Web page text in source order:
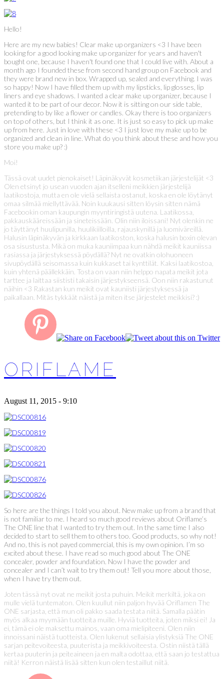
Hello!
Here are my new babies! Clear make up organizers <3 I have been
looking for a good looking make up organizer for years and haven't
bought one, because I haven't found one that I could live with. About a
month ago I founded these from second hand group on Facebook and
they were brand new in box. Wrapped up, sealed and everything. I was
so happy! Now I have filled them up with my lipsticks, lip glosses, lip
liners and eye shadows. I wanted a clear make up organizer, because I
wanted it to be part of our decor. Now it is sitting on our side table,
pretending to by like a flower or candles. Okay there is too organizers
on top of others, but I think it as one. It is just so easy to pick up make
up from here. Just in love with these <3 I just love my make up to be
organized and clean in line. What do you think about these and how you
store you make up? :)
Moi!
Tässä ovat uudet pienokaiset! Läpinäkyvät kosmetiikan järjestelijät <3
Olen etsinyt jo usean vuoden ajan itselleni meikkien järjestelijä
laatikostoja, mutta en ole vielä sellaista ostanut, koska en ole löytänyt
omaa silmää miellyttävää. Noin kuukausi sitten löysin sitten nämä
Facebookin oman kaupungin myyntiringistä uutena. Laatikossa,
pakkauskääreissään ja sineteissään. Olin niin iloissani! Nyt olenkin ne
jo täyttänyt huulipunilla, huulikiilloilla, rajauskynillä ja luomiväreillä.
Halusin läpinäkyvän ja kirkkaan laatikoston, koska halusin boxin olevan
osa sisustusta. Mikä on muka kauniimpaa kun nähdä meikit kauniissa
rasiassa ja järjestyksessä pöydällä? Nyt ne ovatkin olohuoneen
sivupöydällä seisomassa kuin kukkaset tai kynttilät. Kaksi laatikostoa,
kuin yhtenä päällekkäin. Tosta on vaan niin helppo napata meikit jota
tarttee ja laittaa siististi takaisin järjestykseensä. Oon niin rakastunut
näihin <3 Rakastan kun meikit ovat kauniisti järjestyksessä ja
paikallaan. Mitäs tykkäät näistä ja miten itse järjestelet meikkisi? :)
ORIFLAME
August 11, 2015 - 9:10
So here are the things I told you about. New make up from a brand that
is not familiar to me. I heard so much good reviews about Oriflame’s
The ONE line that I wanted to try them out. In the same time I also
decided to start to sell them to others too. Good products, so why not!
And no, this is not payed commercial, this is my own opinion. I’m so
excited about these. I have read so much good about The ONE
concealer, powder and foundation. Now I have the powder and
concealer and I can’t wait to try them out! Tell you more about those,
when I have try them out.
Joten tässä nyt ovat ne meikit josta puhuin. Meikit merkiltä, joka on
mulle vielä tuntematon. Olen kuullut niin paljon hyvää Oriflamen The
ONE sarjasta, että mun oli pakko saada testata niitä. Samalla päätin
myös alkaa myymään tuotteita muille. Hyviä tuotteita, joten miksi ei! Ja
ei, tämä ei ole maksettu mainos, vaan oma mielipiteeni. Olen niin
innoissani näistä tuotteista. Olen lukenut sellaisia ylistyksiä The ONE
sarjan peitevoiteesta, puuterista ja meikkivoiteesta. Ostin niistä tällä
kertaa puuterin ja peiteaineen ja en malta odottaa, että saan jo testattua
niitä! Kerron näistä lisää sitten kun olen testaillut niitä.